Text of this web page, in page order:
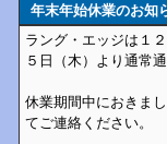
年末年始休業のお
ラング・エッジは１
５日（木）より通常
休業期間中におきま
てご連絡ください。